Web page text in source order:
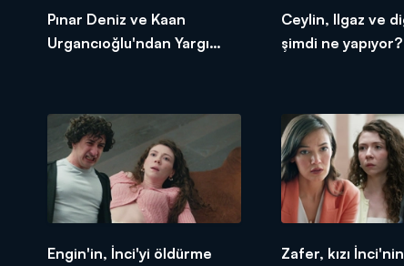
Pınar Deniz ve Kaan
Urgancıoğlu'ndan Yargı
Ceylin, Ilgaz ve
şimdi ne yapıyor?
Engin'in, İnci'yi öldürme
Zafer, kızı İnci'nin